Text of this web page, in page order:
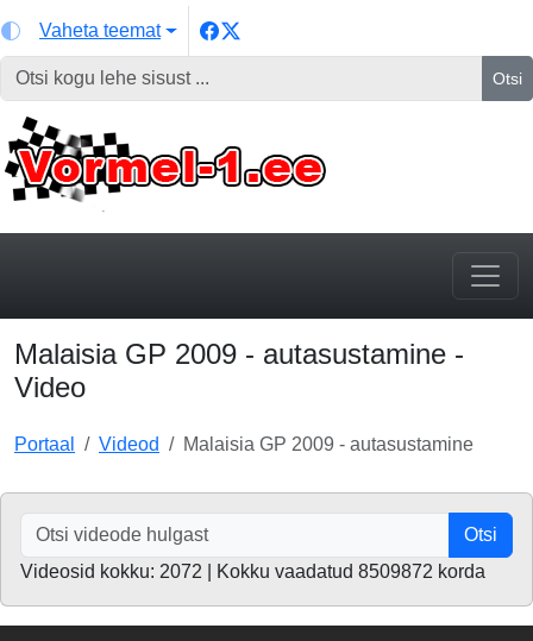
Vaheta teemat
Otsi
Malaisia GP 2009 - autasustamine -
Video
Portaal Videod Malaisia GP 2009 - autasustamine
Otsi
Videosid kokku: 2072 | Kokku vaadatud 8509872 korda